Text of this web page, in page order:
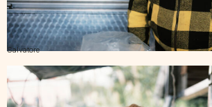
Salvatore